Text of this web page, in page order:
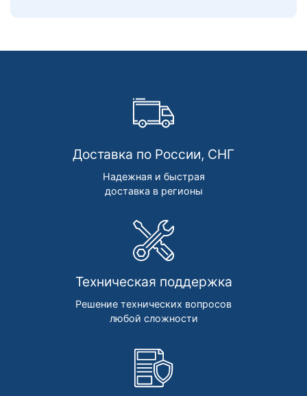
Доставка по России, СНГ
Надежная и быстрая
доставка в регионы
Техническая поддержка
Решение технических вопросов
любой сложности